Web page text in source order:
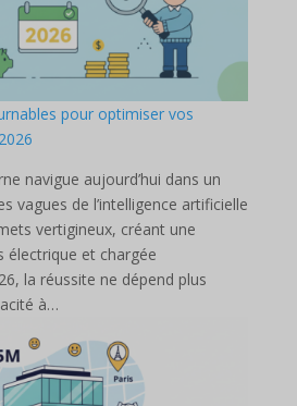
pour optimiser vos
navigue aujourd’hui dans un
vagues de l’intelligence artificielle
vertigineux, créant une
électrique et chargée
la réussite ne dépend plus
à…